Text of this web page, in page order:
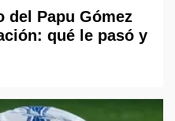
del Papu Gómez
qué le pasó y